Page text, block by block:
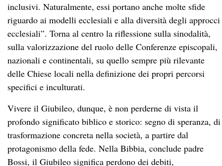
inclusivi. Naturalmente, essi portano anche molte sfide
riguardo ai modelli ecclesiali e alla diversità degli approcci
ecclesiali”. Torna al centro la riflessione sulla sinodalità,
sulla valorizzazione del ruolo delle Conferenze episcopali,
nazionali e continentali, su quello sempre più rilevante
delle Chiese locali nella definizione dei propri percorsi
specifici e inculturati.
Vivere il Giubileo, dunque, è non perderne di vista il
profondo significato biblico e storico: segno di speranza, di
trasformazione concreta nella società, a partire dal
protagonismo della fede. Nella Bibbia, conclude padre
Bossi, il Giubileo significa perdono dei debiti,